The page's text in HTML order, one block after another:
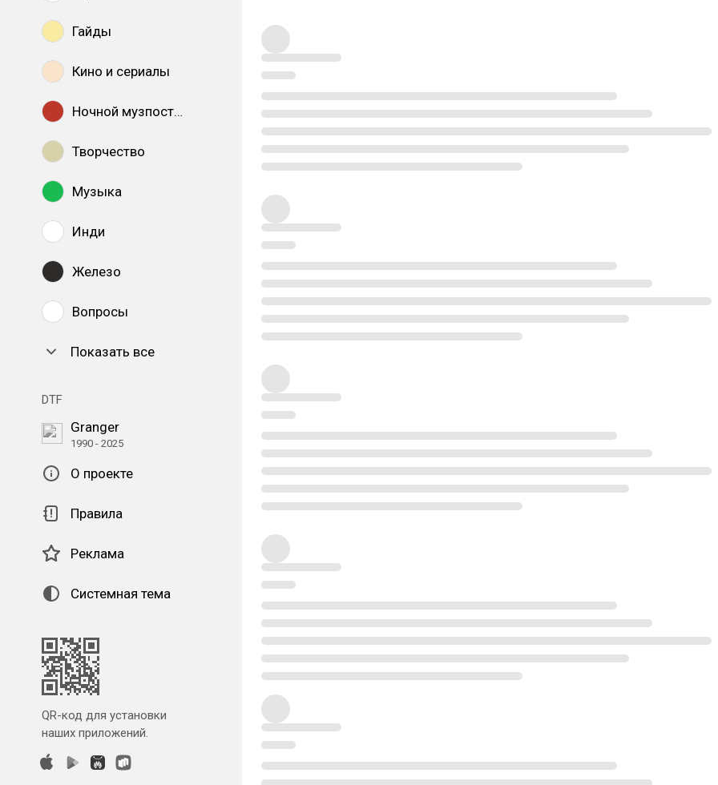
Гайды
Кино и сериалы
Ночной музпостинг
Творчество
Музыка
Инди
Железо
Вопросы
Показать все
DTF
Granger
1990 - 2025
О проекте
Правила
Реклама
Системная тема
QR-код для установки
наших приложений.